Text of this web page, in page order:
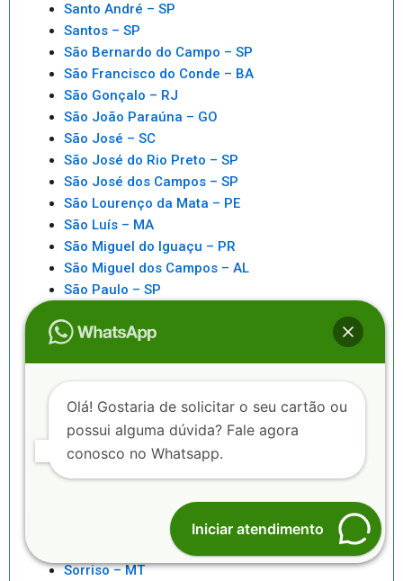
Santo André – SP
Santos – SP
São Bernardo do Campo – SP
São Francisco do Conde – BA
São Gonçalo – RJ
São João Paraúna – GO
São José – SC
São José do Rio Preto – SP
São José dos Campos – SP
São Lourenço da Mata – PE
São Luís – MA
São Miguel do Iguaçu – PR
São Miguel dos Campos – AL
São Paulo – SP
São Sebastiao – SP
Senhor do Bonfim – BA
Serra – ES
Serrinha – BA
Sete Lagoas – MG
Sorriso – MT
Olá! Gostaria de solicitar o seu cartão ou
possui alguma dúvida? Fale agora
conosco no Whatsapp.
Iniciar atendimento